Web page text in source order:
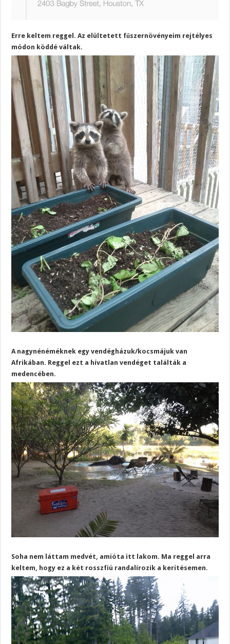
Erre keltem reggel. Az elültetett fűszernövényeim rejtélyes
módon köddé váltak.
A nagynénéméknek egy vendégházuk/kocsmájuk van
Afrikában. Reggel ezt a hívatlan vendéget találták a
medencében.
Soha nem láttam medvét, amióta itt lakom. Ma reggel arra
keltem, hogy ez a két rosszfiú randalírozik a kerítésemen.